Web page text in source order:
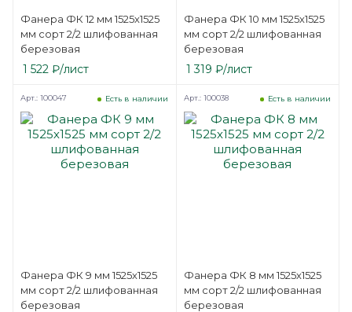
Фанера ФК 12 мм 1525х1525
мм сорт 2/2 шлифованная
березовая
1 522 ₽/лист
Фанера ФК 10 мм 1525х1525
мм сорт 2/2 шлифованная
березовая
1 319 ₽/лист
Фанера ФК 9 мм 1525х1525
мм сорт 2/2 шлифованная
березовая
Есть в наличии
Арт.: 100047
Фанера ФК 8 мм 1525х1525
мм сорт 2/2 шлифованная
березовая
Есть в наличии
Арт.: 100038